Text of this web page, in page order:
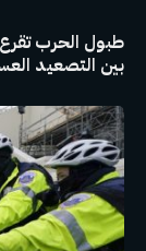
طبول الحرب
بين التصعيد